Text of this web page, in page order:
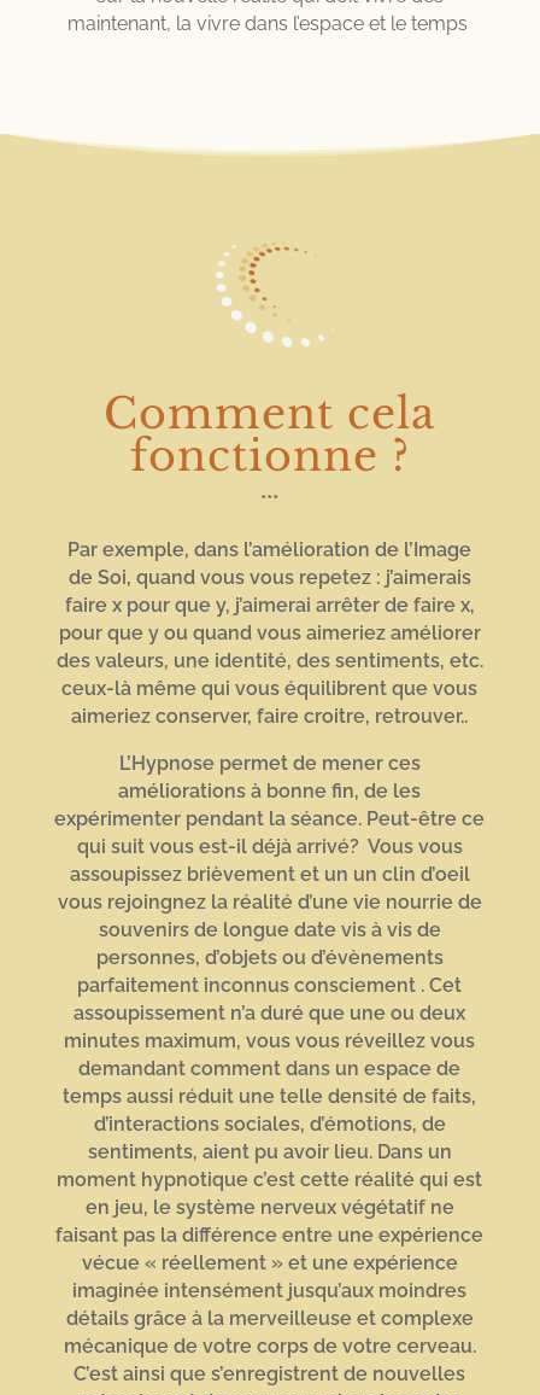
maintenant, la vivre dans l’espace et le temps
Comment cela
fonctionne ?
***
Par exemple, dans l’amélioration de l’Image
de Soi, quand vous vous repetez : j’aimerais
faire x pour que y, j’aimerai arrêter de faire x,
pour que y ou quand vous aimeriez améliorer
des valeurs, une identité, des sentiments, etc.
ceux-là même qui vous équilibrent que vous
aimeriez conserver, faire croitre, retrouver..
L’Hypnose permet de mener ces
améliorations à bonne fin, de les
expérimenter pendant la séance. Peut-être ce
qui suit vous est-il déjà arrivé? Vous vous
assoupissez brièvement et un un clin d’oeil
vous rejoingnez la réalité d’une vie nourrie de
souvenirs de longue date vis à vis de
personnes, d’objets ou d’évènements
parfaitement inconnus consciement . Cet
assoupissement n’a duré que une ou deux
minutes maximum, vous vous réveillez vous
demandant comment dans un espace de
temps aussi réduit une telle densité de faits,
d’interactions sociales, d’émotions, de
sentiments, aient pu avoir lieu. Dans un
moment hypnotique c’est cette réalité qui est
en jeu, le système nerveux végétatif ne
faisant pas la différence entre une expérience
vécue « réellement » et une expérience
imaginée intensément jusqu’aux moindres
détails grâce à la merveilleuse et complexe
mécanique de votre corps de votre cerveau.
C’est ainsi que s’enregistrent de nouvelles